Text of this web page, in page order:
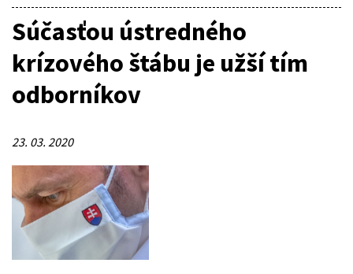
Súčasťou ústredného
krízového štábu je užší tím
odborníkov
23. 03. 2020